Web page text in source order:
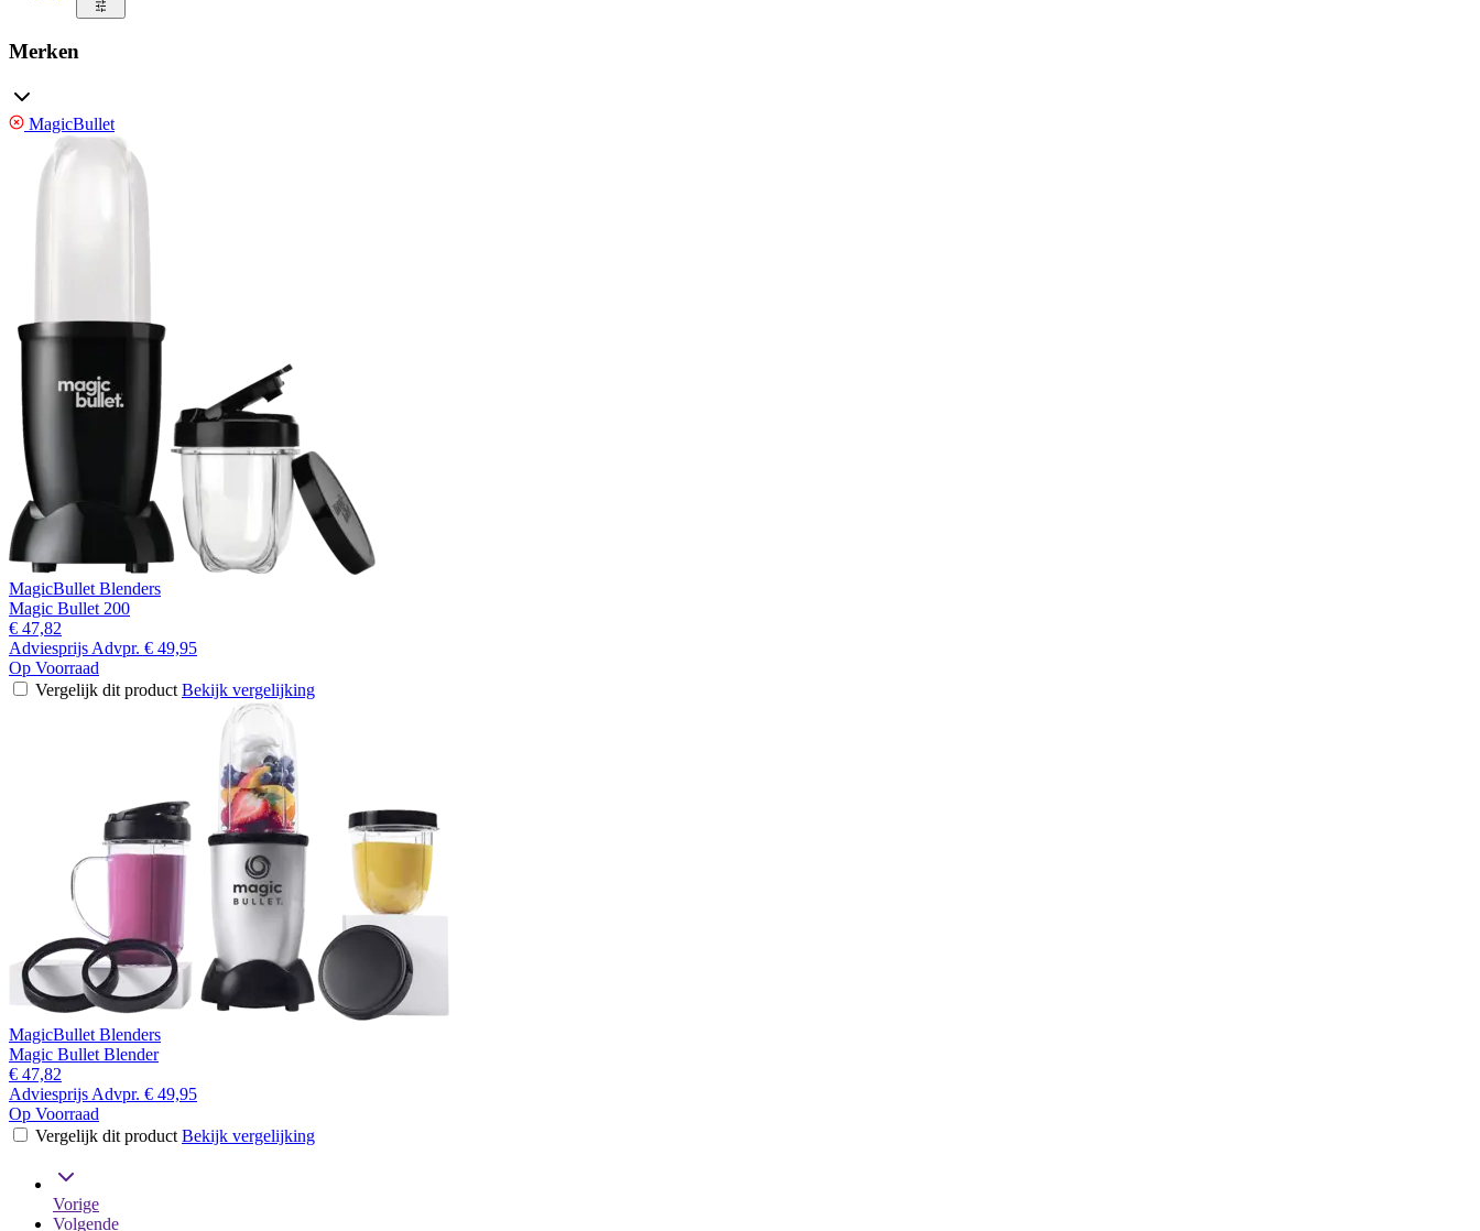
Merken
MagicBullet
MagicBullet Blenders
Magic Bullet 200
€ 47,82
Adviesprijs Advpr. € 49,95
Op Voorraad
Vergelijk dit product Bekijk vergelijking
MagicBullet Blenders
Magic Bullet Blender
€ 47,82
Adviesprijs Advpr. € 49,95
Op Voorraad
Vergelijk dit product Bekijk vergelijking
Vorige
Volgende